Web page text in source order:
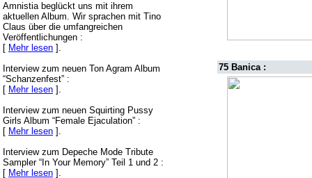
Amnistia beglückt uns mit ihrem
aktuellen Album. Wir sprachen mit Tino
Claus über die umfangreichen
Veröffentlichungen :
[ Mehr lesen ].
Interview zum neuen Ton Agram Album
“Schanzenfest” :
[ Mehr lesen ].
Interview zum neuen Squirting Pussy
Girls Album “Female Ejaculation” :
[ Mehr lesen ].
Interview zum Depeche Mode Tribute
Sampler “In Your Memory” Teil 1 und 2 :
[ Mehr lesen ].
75 Banica :